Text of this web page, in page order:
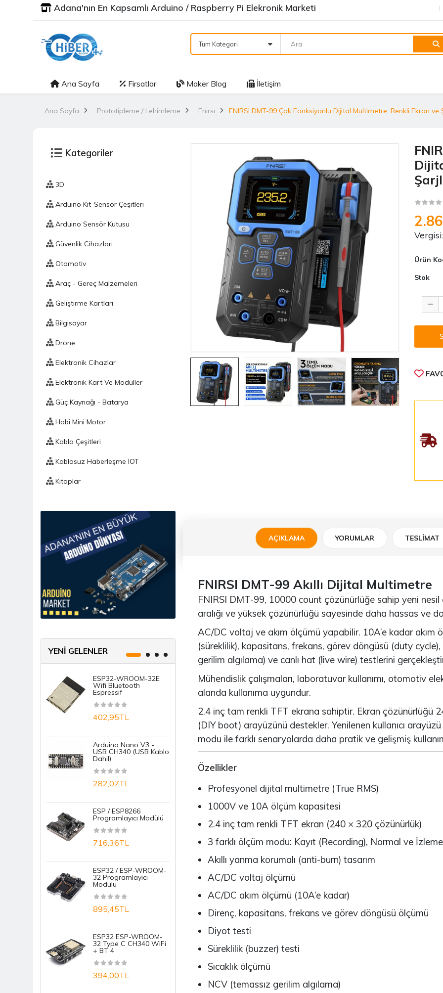
Adana'nın En Kapsamlı Arduino / Raspberry Pi Elekronik Marketi
Tüm Kategori
Ana Sayfa Firsatlar Maker Blog İletişim
Ana Sayfa Prototipleme / Lehimleme Fnırsı FNIRSI DMT-99 Çok Fonksiyonlu Dijital Multimetre: Renkli Ekran ve
Kategoriler
3D
Arduino Kit-Sensör Çeşitleri
Arduino Sensör Kutusu
Güvenlik Cihazları
Otomotiv
Araç - Gereç Malzemeleri
Geliştirme Kartları
Bilgisayar
Drone
Elektronik Cihazlar
Elektronik Kart Ve Modüller
Güç Kaynağı - Batarya
Hobi Mini Motor
Kablo Çeşitleri
Kablosuz Haberleşme IOT
Kitaplar
Ölçü Ve Test Aleti
Prototipleme / Lehimleme
Bakır Plaket / PCB
Breadboard
Delikli Pertinaks
Havya / İstasyon / Havya Seti
Krem / Macun
Lehim Ekipmanı
PCB Transfer Kagıt / Kalem
Tekerlek
YENİ GELENLER
ESP32-WROOM-32E
Wifi Bluetooth
Espressif
402,95TL
Arduino Nano V3 -
USB CH340 (USB Kablo
Dahil)
282,07TL
ESP / ESP8266
Programlayıcı Modülü
716,36TL
ESP32 / ESP-WROOM-
32 Programlayıcı
Modülü
895,45TL
ESP32 ESP-WROOM-
32 Type C CH340 WiFi
+ BT 4
394,00TL
ReComputer J202 -
NVIDIA Jetson
Nano/Xavier NX/TX2..
14.002,59TL
STM32F411E-DISCO
Discovery Kit ARM® M4
1.498,18TL
ESP32-S2 Series
B/g/n Evaluati..
745,01TL
Arduino Portenta X8
18.211,23TL
Arduino Nicla Vision
10.108,46TL
Arduino Opla IoT Kit
Arduino Due R3 3.3V
3.530,67TL
Arduino Mega 2560
Rev3 (Orijinal)
1.884,20TL
STM32F103C6T6
Geliştirme Kartı
NUCLEO-F756ZG
Ürün
Stok
AÇIKLAMA YORUMLAR TESLIMAT
FNIRSI DMT-99 Akıllı Dijital Multimetre
FNIRSI DMT-99, 10000 count çözünürlüğe sahip yeni nesil
aralığı ve yüksek çözünürlüğü sayesinde daha hassas ve
AC/DC voltaj ve akım ölçümü yapabilir. 10A’e kadar akım
(süreklilik), kapasitans, frekans, görev döngüsü (duty cycle),
gerilim algılama) ve canlı hat (live wire) testlerini
Mühendislik çalışmaları, laboratuvar kullanımı, otomotiv
alanda kullanıma uygundur.
2.4 inç tam renkli TFT ekrana sahiptir. Ekran çözünürlüğü
(DIY boot) arayüzünü destekler. Yenilenen kullanıcı
modu ile farklı senaryolarda daha pratik ve gelişmiş
Özellikler
Profesyonel dijital multimetre (True RMS)
1000V ve 10A ölçüm kapasitesi
2.4 inç tam renkli TFT ekran (240 × 320 çözünürlük)
3 farklı ölçüm modu: Kayıt (Recording), Normal ve
Akıllı yanma korumalı (anti-burn) tasarım
AC/DC voltaj ölçümü
AC/DC akım ölçümü (10A’e kadar)
Direnç, kapasitans, frekans ve görev döngüsü ölçümü
Diyot testi
Süreklilik (buzzer) testi
Sıcaklık ölçümü
NCV (temassız gerilim algılama)